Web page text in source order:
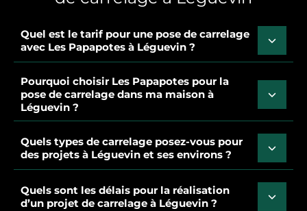
Quel est le tarif pour une pose de carrelage
avec Les Papapotes à Léguevin ?
Pourquoi choisir Les Papapotes pour la
pose de carrelage dans ma maison à
Léguevin ?
Quels types de carrelage posez-vous pour
des projets à Léguevin et ses environs ?
Quels sont les délais pour la réalisation
d’un projet de carrelage à Léguevin ?